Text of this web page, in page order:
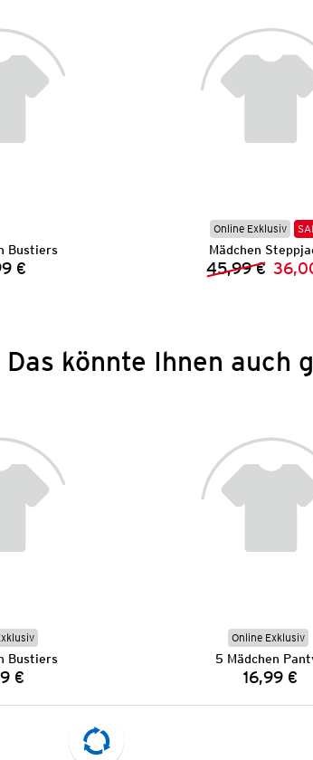
Bustiers
€
Online Exklusiv
Mädchen
45,99 €
Das könnte Ihnen auch
Bustiers
€
Online Exklusiv
5 Mädchen
Preis:
16,99 €